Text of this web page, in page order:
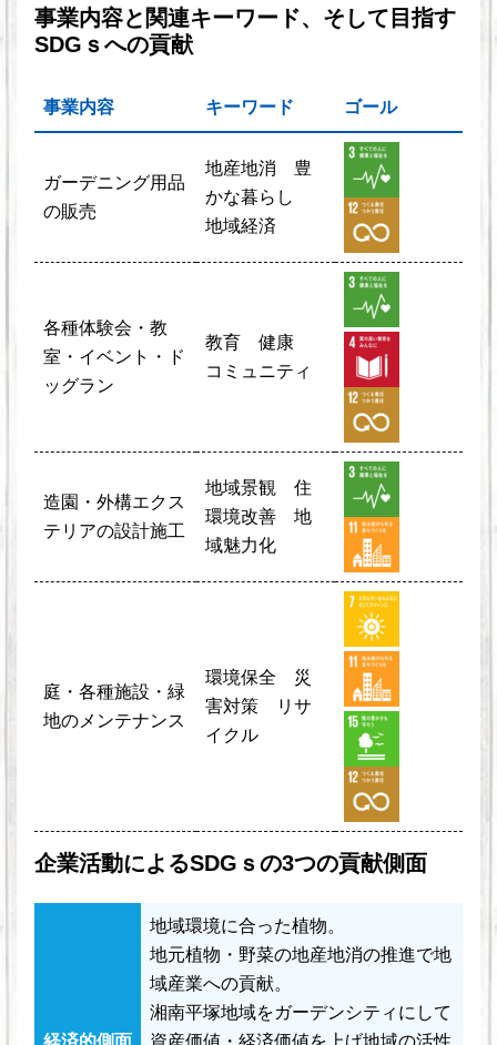
事業内容と関連キーワード、そして目指す
SDGｓへの貢献
事業内容 キーワード ゴール
ガーデニング用品
の販売
地産地消 豊
かな暮らし
地域経済
各種体験会・教
室・イベント・ド
ッグラン
教育 健康
コミュニティ
造園・外構エクス
テリアの設計施工
地域景観 住
環境改善 地
域魅力化
庭・各種施設・緑
地のメンテナンス
環境保全 災
害対策 リサ
イクル
企業活動によるSDGｓの3つの貢献側面
地域環境に合った植物。
地元植物・野菜の地産地消の推進で地
域産業への貢献。
湘南平塚地域をガーデンシティにして